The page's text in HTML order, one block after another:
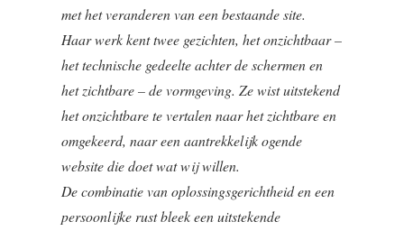
met het veranderen van een bestaande site.
Haar werk kent twee gezichten, het onzichtbaar –
het technische gedeelte achter de schermen en
het zichtbare – de vormgeving. Ze wist uitstekend
het onzichtbare te vertalen naar het zichtbare en
omgekeerd, naar een aantrekkelijk ogende
website die doet wat wij willen.
De combinatie van oplossingsgerichtheid en een
persoonlijke rust bleek een uitstekende